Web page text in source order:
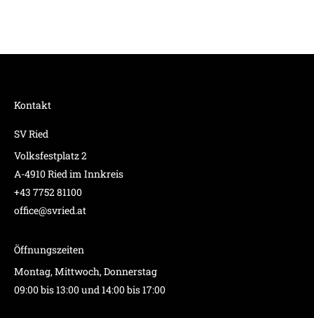
Kontakt
SV Ried
Volksfestplatz 2
A-4910 Ried im Innkreis
+43 7752 81100
office@svried.at
Öffnungszeiten
Montag, Mittwoch, Donnerstag
09:00 bis 13:00 und 14:00 bis 17:00